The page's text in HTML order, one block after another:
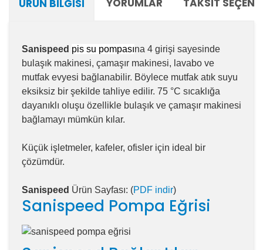
ÜRÜN BILGISI
Sanispeed pis su pompasına 4 girişi sayesinde
bulaşık makinesi, çamaşır makinesi, lavabo ve
mutfak evyesi bağlanabilir. Böylece mutfak atık suyu
eksiksiz bir şekilde tahliye edilir. 75 °C sıcaklığa
dayanıklı oluşu özellikle bulaşık ve çamaşır makinesi
bağlamayı mümkün kılar.
Küçük işletmeler, kafeler, ofisler için ideal bir
çözümdür.
Sanispeed Ürün Sayfası: (PDF indir)
Sanispeed Pompa Eğrisi